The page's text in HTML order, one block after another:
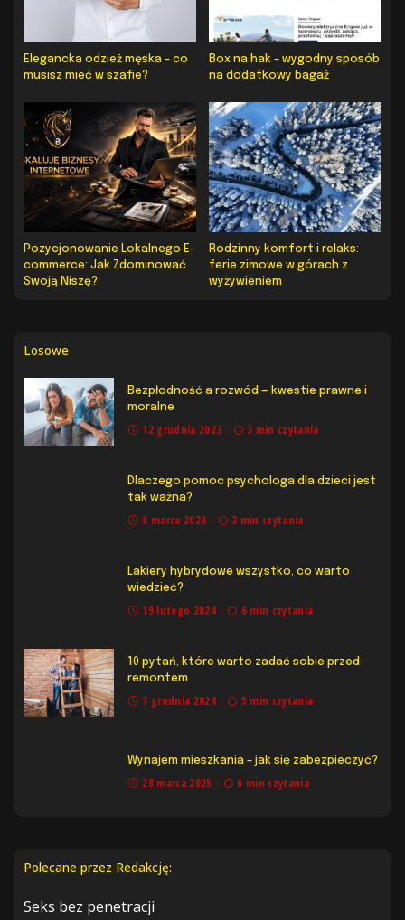
Elegancka odzież męska – co
musisz mieć w szafie?
Box na hak – wygodny sposób
na dodatkowy bagaż
Pozycjonowanie Lokalnego E-
commerce: Jak Zdominować
Swoją Niszę?
Rodzinny komfort i relaks:
ferie zimowe w górach z
wyżywieniem
Losowe
Bezpłodność a rozwód — kwestie prawne i
moralne
12 grudnia 2023 3 min czytania
Dlaczego pomoc psychologa dla dzieci jest
tak ważna?
8 marca 2023 3 min czytania
Lakiery hybrydowe wszystko, co warto
wiedzieć?
19 lutego 2024 6 min czytania
10 pytań, które warto zadać sobie przed
remontem
7 grudnia 2024 5 min czytania
Wynajem mieszkania – jak się zabezpieczyć?
28 marca 2025 6 min czytania
Polecane przez Redakcję:
Seks bez penetracji